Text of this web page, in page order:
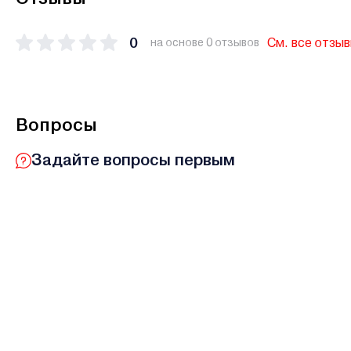
0 на основе 0 отзывов См. все
Вопросы
Задайте вопросы первым